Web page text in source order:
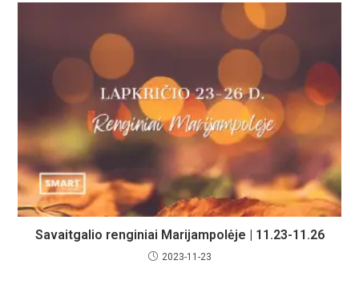
Savaitgalio renginiai Marijampolėje | 11.23-11.26
2023-11-23